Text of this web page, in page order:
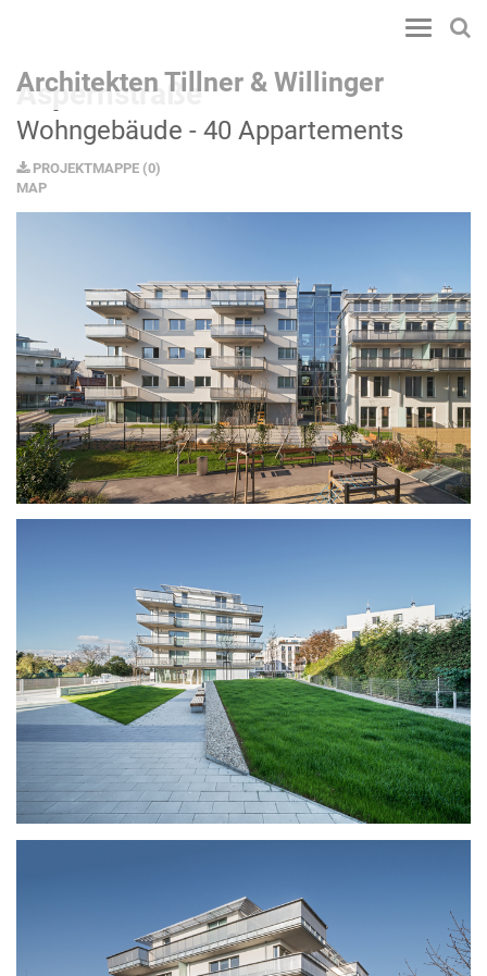
Toggle
Architekten Tillner & Willinger
Aspernstraße
Wohngebäude - 40 Appartements
PROJEKTMAPPE (0)
MAP